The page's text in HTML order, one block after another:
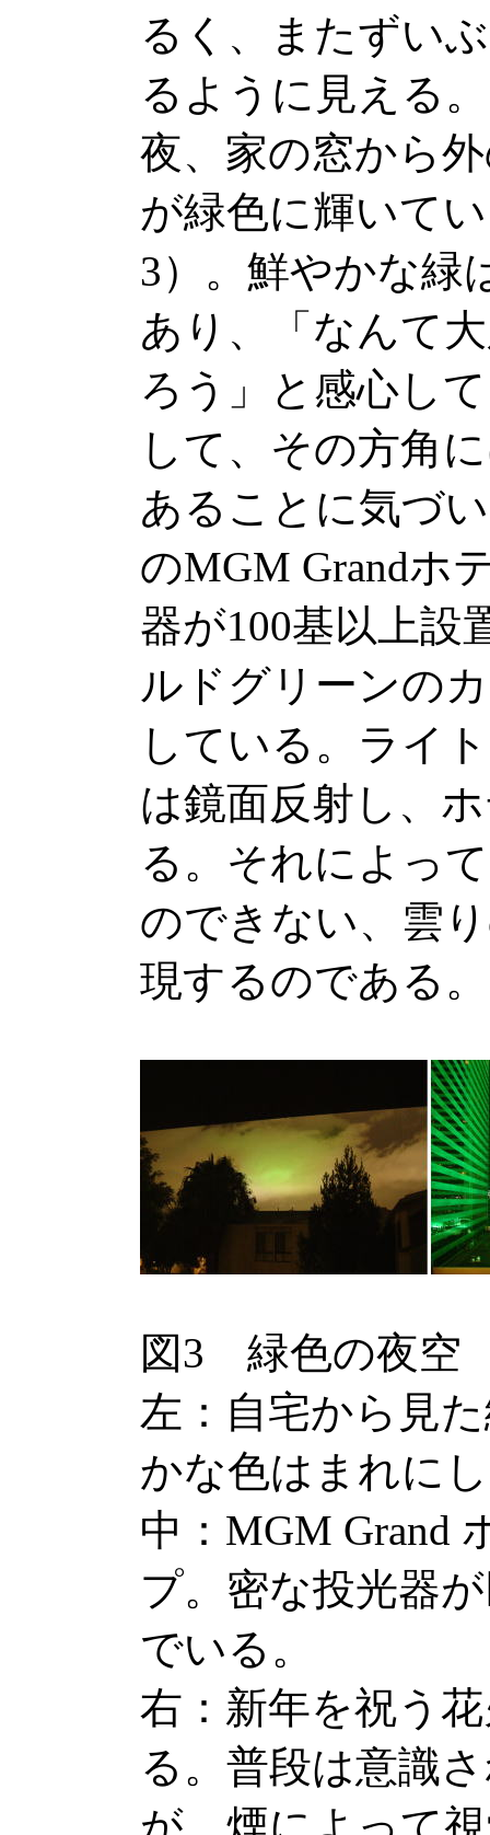
るく、またずい
るように見える
夜、家の窓から
が緑色に輝いて
3）。鮮やかな緑
あり、「なんて
ろう」と感心し
して、その方角
あることに気づ
のMGM Grandホ
器が100基以上設
ルドグリーンの
している。ライ
は鏡面反射し、
る。それによっ
のできない、雲
現するのである。
図3 緑色の夜空
左：自宅から見
かな色はまれに
中：MGM Grand
プ。密な投光器
でいる。
右：新年を祝う
る。普段は意識